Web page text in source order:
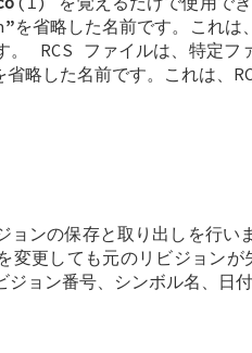
省略した名前です。これは
。 RCS ファイルは、特定フ
した名前です。これは、
ョンの保存と取り出しを行
変更しても元のリビジョン
ョン番号、シンボル名、日